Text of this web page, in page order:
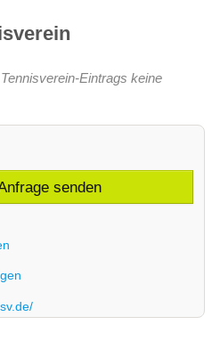
Eintrags keine
senden